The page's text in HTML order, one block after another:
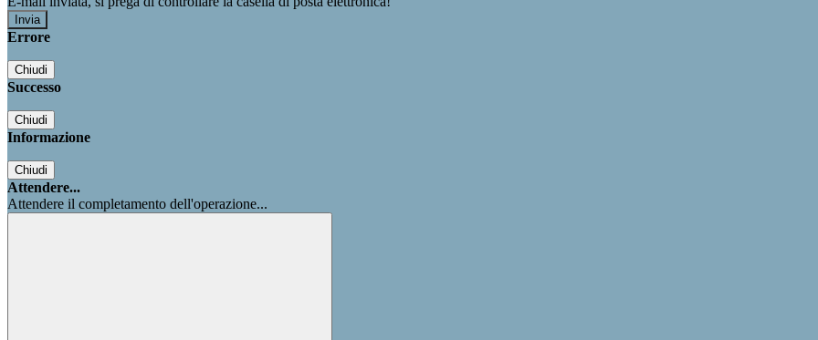
Errore
Chiudi
Successo
Chiudi
Informazione
Chiudi
Attendere...
Attendere il completamento dell'operazione...